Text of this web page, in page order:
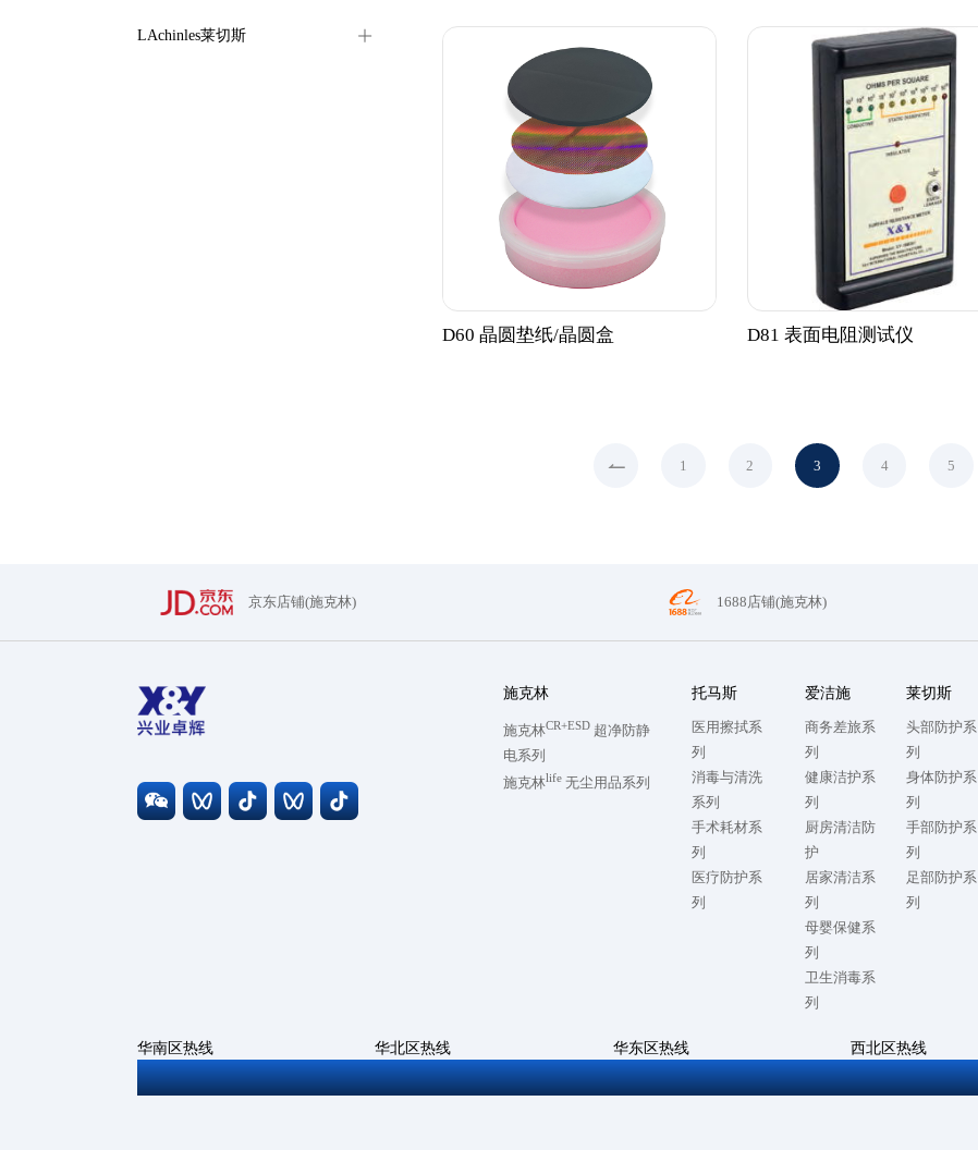
LAchinles莱切斯
D60 晶圆垫纸/晶圆盒 D81 表面电阻测试仪
1 2 3 4 5
京东店铺(施克林) 1688店铺(施克林)
施克林
施克林CR+ESD 超净防静
电系列
施克林life 无尘用品系列
托马斯
医用擦拭系
列
消毒与清洗
系列
手术耗材系
列
医疗防护系
列
爱洁施
商务差旅系
列
健康洁护系
列
厨房清洁防
护
居家清洁系
列
母婴保健系
列
卫生消毒系
列
莱切斯
头部防护系
列
身体防护系
列
手部防护系
列
足部防护系
列
华南区热线
0755-27806543
华北区热线
010-67866697
华东区热线
0512-57868500
西北区热线
028-86728992